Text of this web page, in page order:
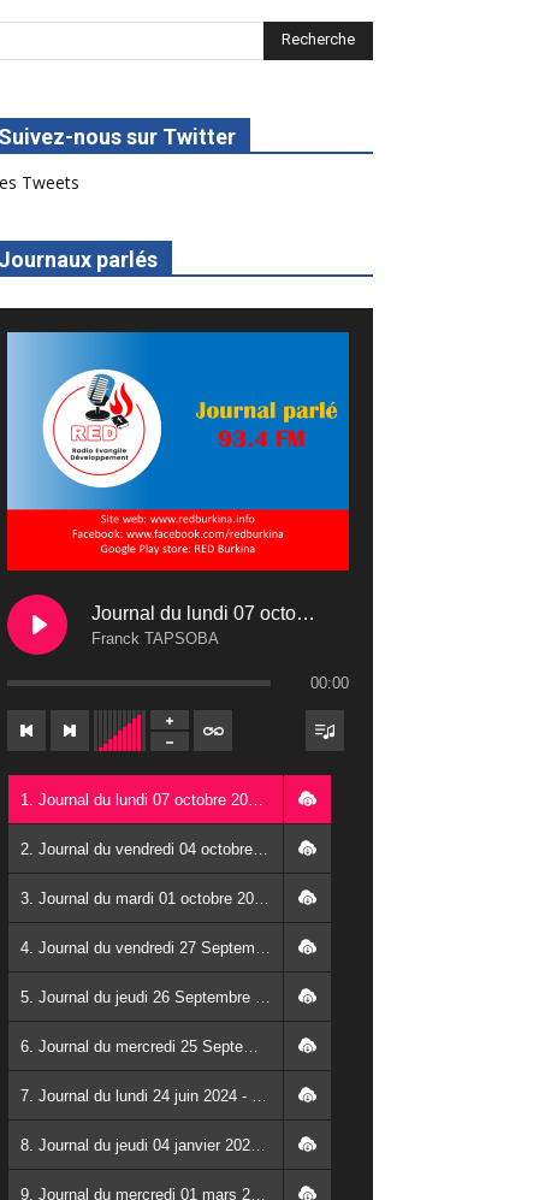
Suivez-nous sur Twitter
Tweets
Journaux parlés
Journal du lundi 07 octobre 2024
Franck TAPSOBA
00:00